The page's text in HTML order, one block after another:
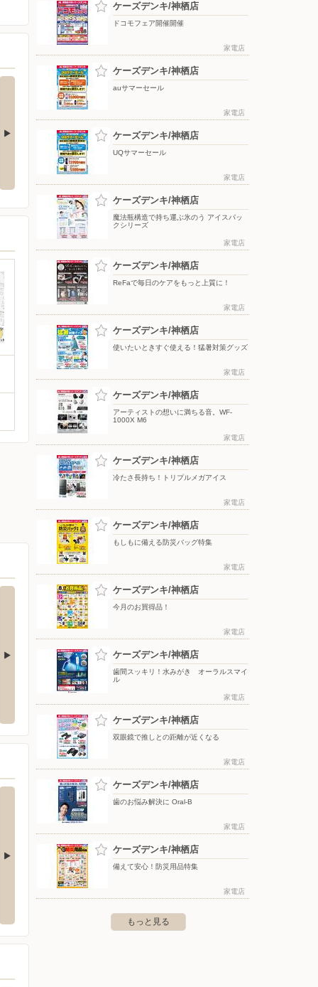
フェア 夏のスマホ＆ネット応援フェア
3-19-26 TOPPAN芝浦ビル
ウエルシア/神栖平泉店
〒314-0146 茨城県神栖市平泉1-4
ケーズデンキ/神栖店
ドコモフェア開催開催
家電店
ケーズデンキ/神栖店
auサマーセール
家電店
ケーズデンキ/神栖店
UQサマーセール
家電店
ケーズデンキ/神栖店
魔法瓶構造で持ち運ぶ氷のう アイスパッ
クシリーズ
家電店
ケーズデンキ/神栖店
ReFaで毎日のケアをもっと上質に！
家電店
ケーズデンキ/神栖店
使いたいときすぐ使える！猛暑対策グッズ
家電店
ケーズデンキ/神栖店
アーティストの想いに満ちる音。WF-
1000X M6
家電店
ケーズデンキ/神栖店
冷たさ長持ち！トリプルメガアイス
家電店
ケーズデンキ/神栖店
もしもに備える防災バッグ特集
家電店
ケーズデンキ/神栖店
今月のお買得品！
家電店
ケーズデンキ/神栖店
歯間スッキリ！水みがき オーラルスマイ
ル
家電店
ケーズデンキ/神栖店
双眼鏡で推しとの距離が近くなる
家電店
ケーズデンキ/神栖店
歯のお悩み解決に Oral-B
家電店
ケーズデンキ/神栖店
備えて安心！防災用品特集
家電店
もっと見る